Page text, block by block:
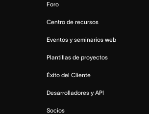
Foro
Centro de recursos
Eventos y seminarios web
Plantillas de proyectos
Éxito del Cliente
Desarrolladores y API
Socios